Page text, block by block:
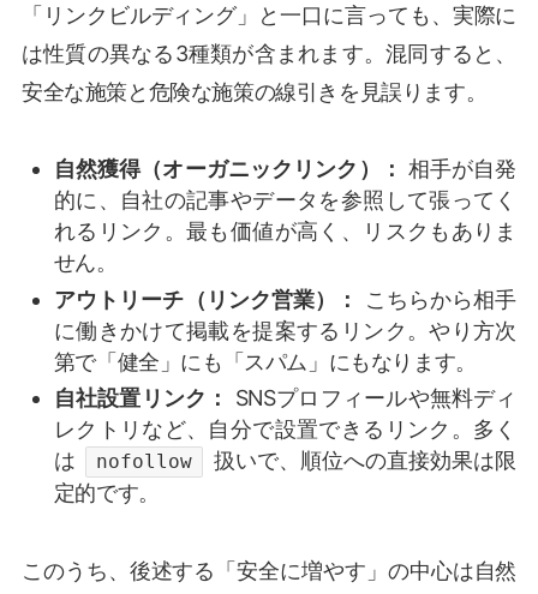
「リンクビルディング」と一口に言っても、実際に
は性質の異なる3種類が含まれます。混同すると、
安全な施策と危険な施策の線引きを見誤ります。
自然獲得（オーガニックリンク）： 相手が自発
的に、自社の記事やデータを参照して張ってく
れるリンク。最も価値が高く、リスクもありま
せん。
アウトリーチ（リンク営業）：
こちらから相手
に働きかけて掲載を提案するリンク。やり方次
第で「健全」にも「スパム」にもなります。
自社設置リンク：
SNSプロフィールや無料ディ
レクトリなど、自分で設置できるリンク。多く
は
nofollow
扱いで、順位への直接効果は限
定的です。
このうち、後述する「安全に増やす」の中心は自然